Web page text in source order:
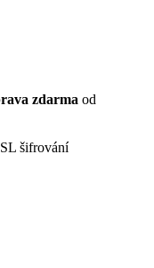
zdarma od
šifrování